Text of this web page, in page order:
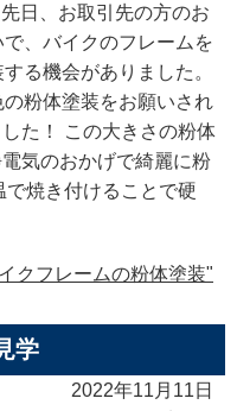
日、お取引先の方のお
で、バイクのフレームを
る機会がありました。
の粉体塗装をお願いされ
た！ この大きさの粉体
気のおかげで綺麗に粉
焼き付けることで硬
クフレームの粉体塗装"
学
2022年11月11日